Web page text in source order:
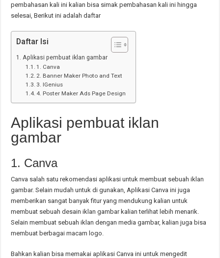
pembahasan kali ini kalian bisa simak pembahasan kali ini hingga
selesai, Berikut ini adalah daftar
Daftar Isi
Aplikasi pembuat iklan gambar
1. Canva
2. Banner Maker Photo and Text
3. IGenius
4. Poster Maker Ads Page Design
Aplikasi pembuat iklan
gambar
1. Canva
Canva salah satu rekomendasi aplikasi untuk membuat sebuah iklan
gambar. Selain mudah untuk di gunakan, Aplikasi Canva ini juga
memberikan sangat banyak fitur yang mendukung kalian untuk
membuat sebuah desain iklan gambar kalian terlihat lebih menarik.
Selain membuat sebuah iklan dengan media gambar, kalian juga bisa
membuat berbagai macam logo.
Bahkan kalian bisa memakai aplikasi Canva ini untuk mengedit